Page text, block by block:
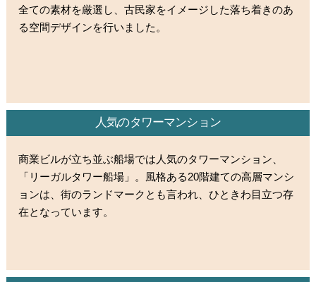
全ての素材を厳選し、古民家をイメージした落ち着きのあ
る空間デザインを行いました。
人気のタワーマンション
商業ビルが立ち並ぶ船場では人気のタワーマンション、
「リーガルタワー船場」。風格ある20階建ての高層マンシ
ョンは、街のランドマークとも言われ、ひときわ目立つ存
在となっています。